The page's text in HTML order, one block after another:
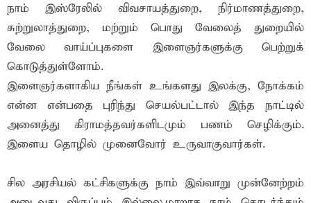
நாம் இஸ்ரேலில் விவசாயத்துறை, நிர்மாணத்துறை,
சுற்றுலாத்துறை, மற்றும் பொது வேலைத் துறையில்
வேலை வாய்ப்புகளை இளைஞர்களுக்கு பெற்றுக்
கொடுத்துள்ளோம்.
இளைஞர்களாகிய நீங்கள் உங்களது இலக்கு, நோக்கம்
என்ன என்பதை புரிந்து செயல்பட்டால் இந்த நாட்டில்
அனைத்து கிராமத்தவர்களிடமும் பணம் செழிக்கும்.
இளைய தொழில் முனைவோர் உருவாகுவார்கள்.
சில அரசியல் கட்சிகளுக்கு நாம் இவ்வாறு முன்னேற்றம்